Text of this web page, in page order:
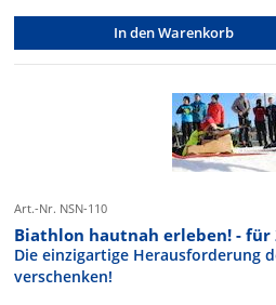
In den Warenkorb
Art.-Nr. NSN-110
Biathlon hautnah erleben! - für
Die einzigartige Herausforderung
verschenken!